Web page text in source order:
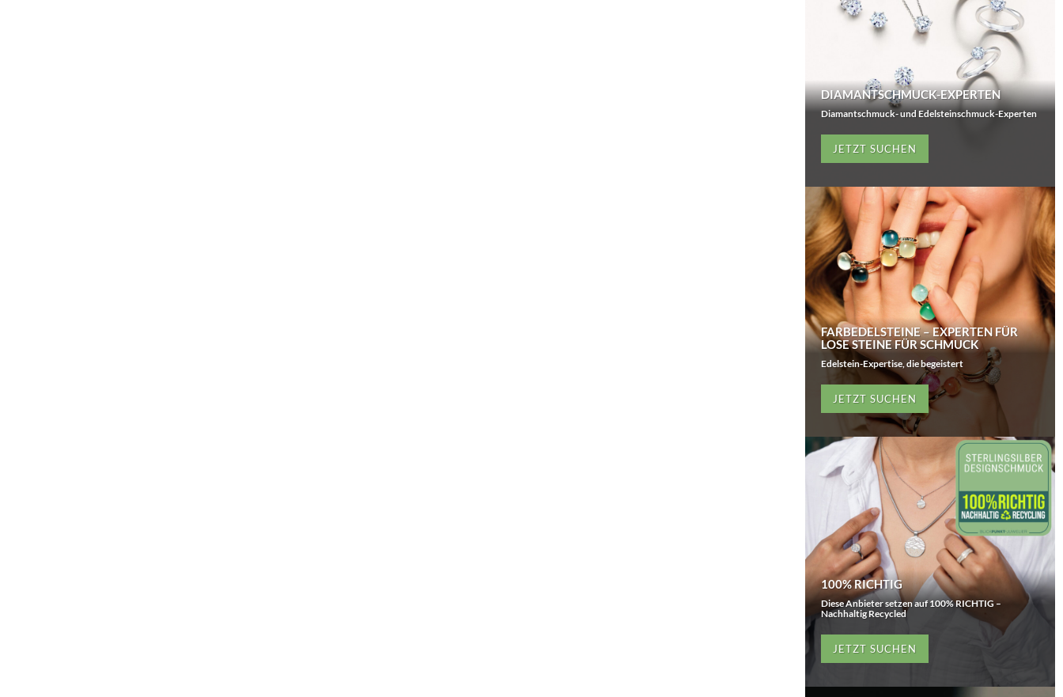
DIAMANTSCHMUCK-EXPERTEN
Diamantschmuck- und Edelsteinschmuck-Experten
JETZT SUCHEN
FARBEDELSTEINE – EXPERTEN FÜR
LOSE STEINE FÜR SCHMUCK
Edelstein-Expertise, die begeistert
JETZT SUCHEN
100% RICHTIG
Diese Anbieter setzen auf 100% RICHTIG –
Nachhaltig Recycled
JETZT SUCHEN